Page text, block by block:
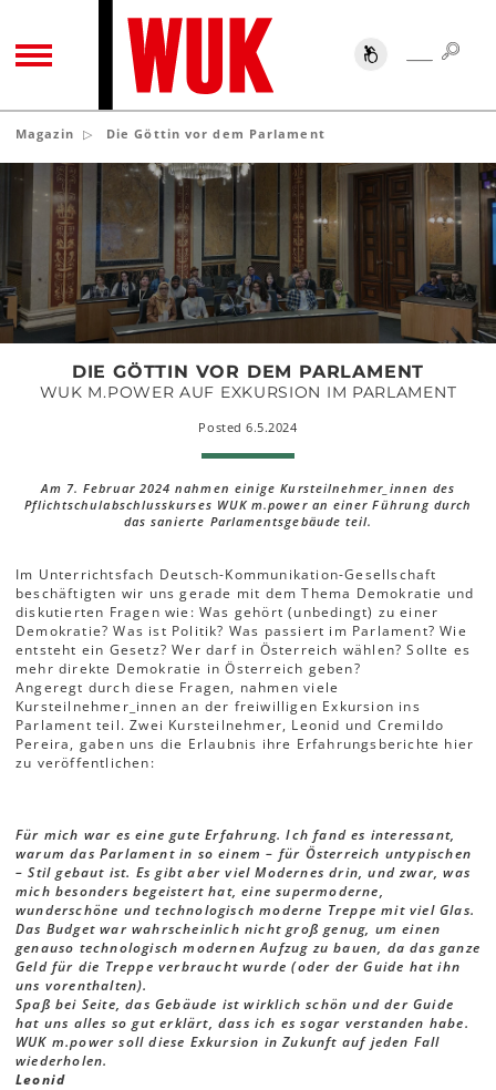
TOGGLE NAVIGATION SUCHE
Magazin Die Göttin vor dem Parlament
Die
Göttin
Parlament
DIE GÖTTIN VOR DEM PARLAMENT
WUK M.POWER AUF EXKURSION IM PARLAMENT
Posted 6.5.2024
Am 7. Februar 2024 nahmen einige Kursteilnehmer_innen des
Pflichtschulabschlusskurses WUK m.power an einer Führung durch
das sanierte Parlamentsgebäude teil.
Im Unterrichtsfach Deutsch-Kommunikation-Gesellschaft
beschäftigten wir uns gerade mit dem Thema Demokratie und
diskutierten Fragen wie: Was gehört (unbedingt) zu einer
Demokratie? Was ist Politik? Was passiert im Parlament? Wie
entsteht ein Gesetz? Wer darf in Österreich wählen? Sollte es
mehr direkte Demokratie in Österreich geben?
Angeregt durch diese Fragen, nahmen viele
Kursteilnehmer_innen an der freiwilligen Exkursion ins
Parlament teil. Zwei Kursteilnehmer, Leonid und Cremildo
Pereira, gaben uns die Erlaubnis ihre Erfahrungsberichte hier
zu veröffentlichen:
Für mich war es eine gute Erfahrung. Ich fand es interessant,
warum das Parlament in so einem – für Österreich untypischen
– Stil gebaut ist. Es gibt aber viel Modernes drin, und zwar, was
mich besonders begeistert hat, eine supermoderne,
wunderschöne und technologisch moderne Treppe mit viel Glas.
Das Budget war wahrscheinlich nicht groß genug, um einen
genauso technologisch modernen Aufzug zu bauen, da das ganze
Geld für die Treppe verbraucht wurde (oder der Guide hat ihn
uns vorenthalten).
Spaß bei Seite, das Gebäude ist wirklich schön und der Guide
hat uns alles so gut erklärt, dass ich es sogar verstanden habe.
WUK m.power soll diese Exkursion in Zukunft auf jeden Fall
wiederholen.
Leonid